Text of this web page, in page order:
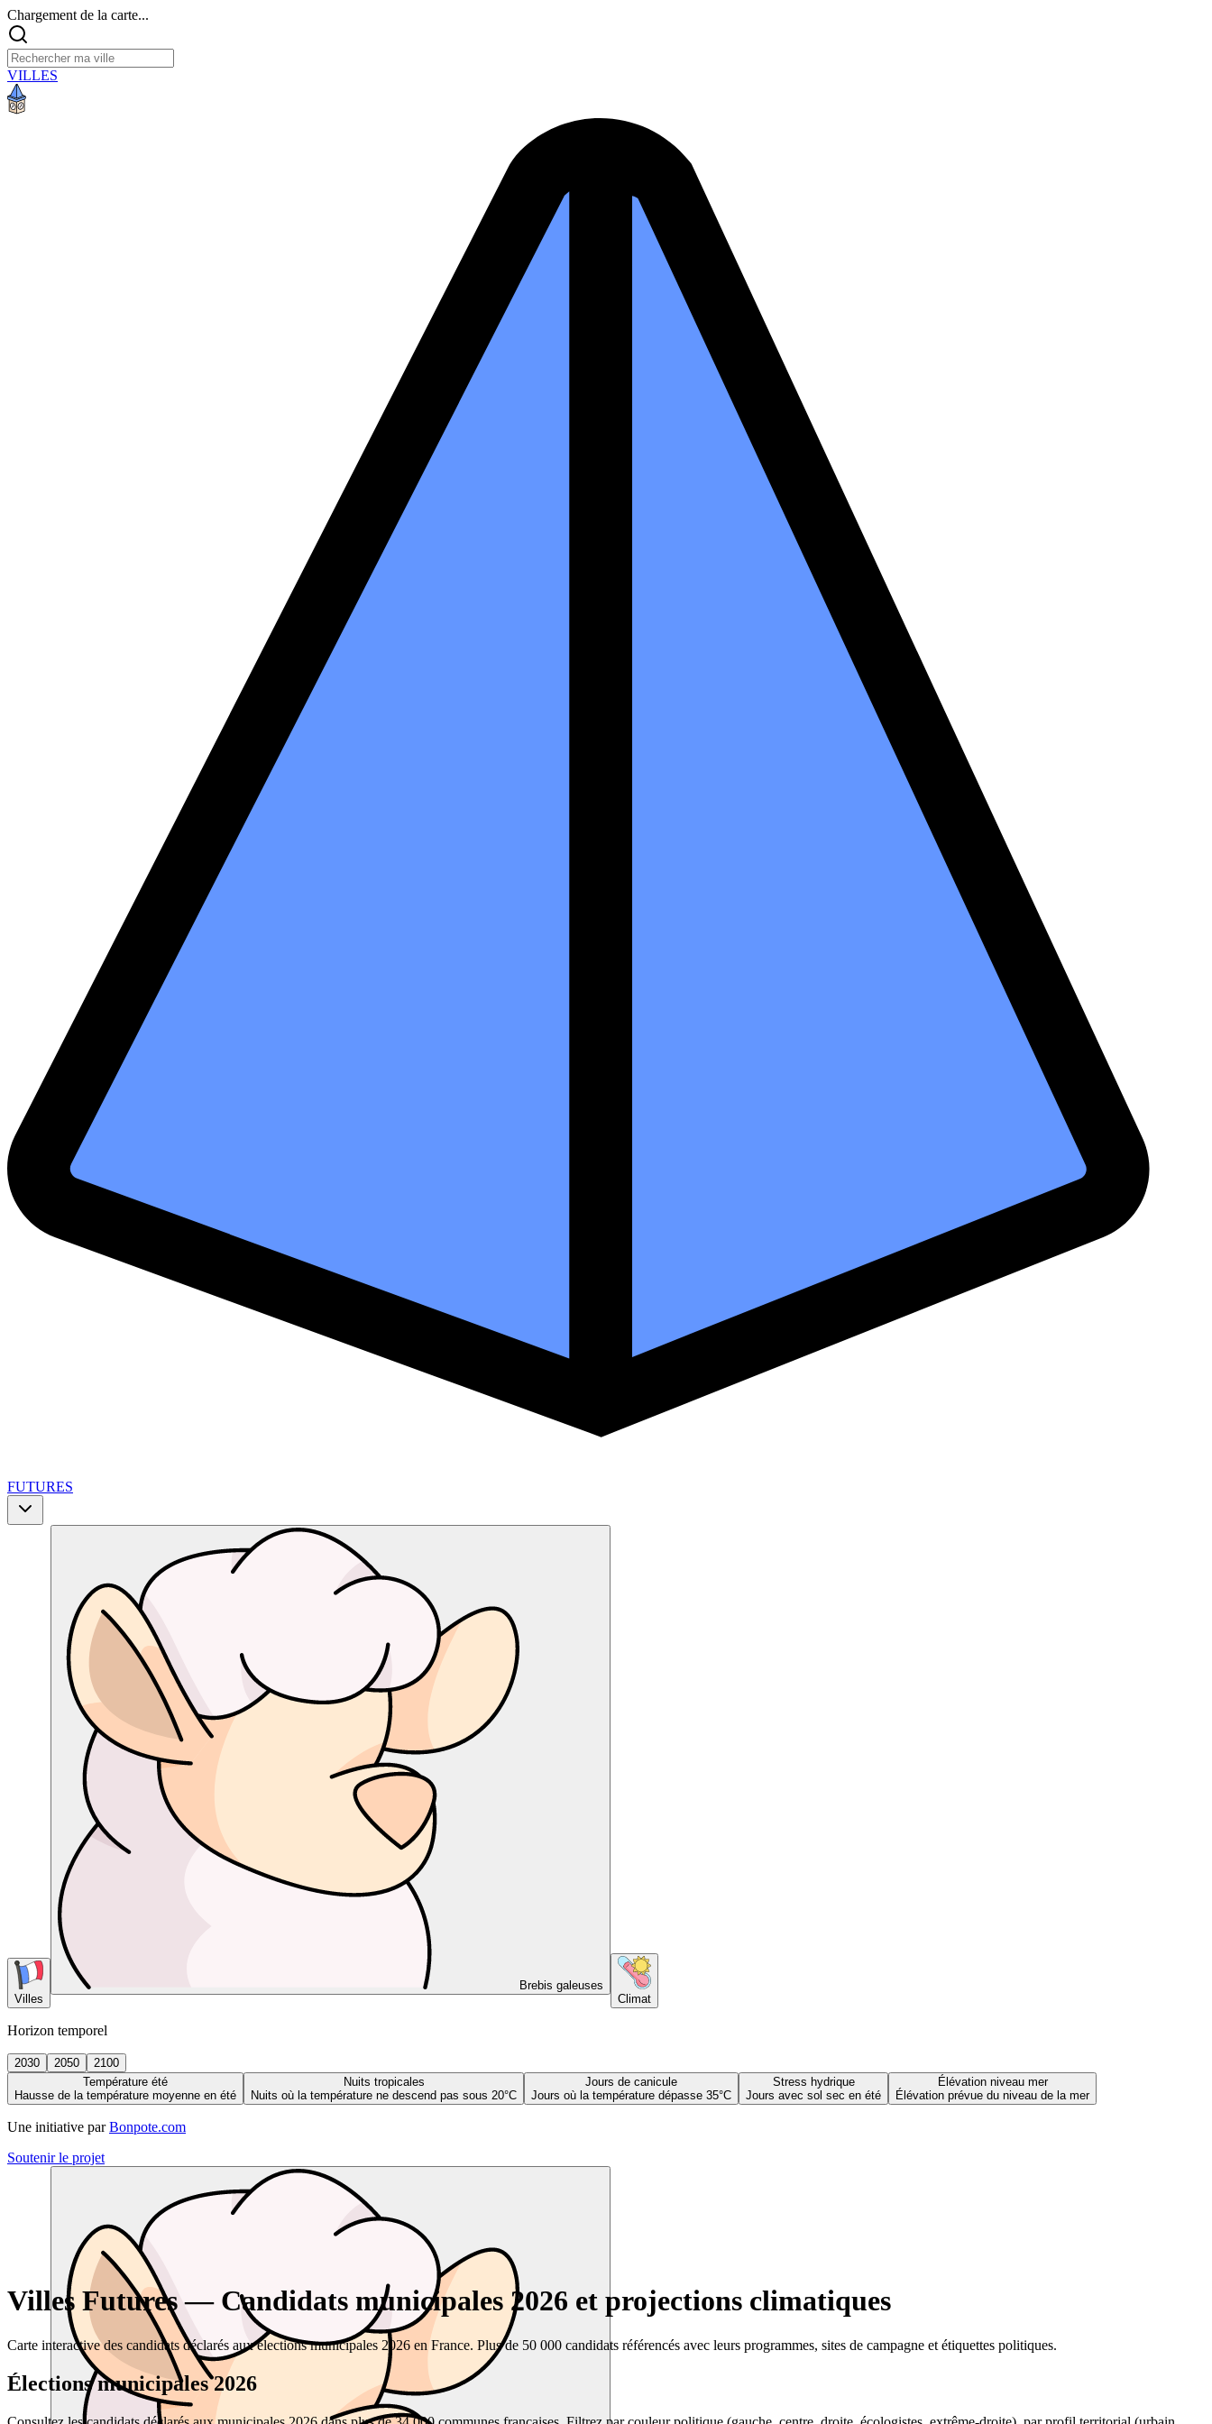
Chargement de la carte...
VILLES
FUTURES
Villes
Brebis galeuses
Climat
Horizon temporel
2030 2050
2100
Température été
Hausse de la température moyenne en été
Nuits tropicales
Nuits où la température ne descend pas sous 20°C
Jours de canicule
Jours où la température dépasse 35°C
Stress hydrique
Jours avec sol sec en été
Élévation niveau mer
Élévation prévue du niveau de la mer
Une initiative par Bonpote.com
Soutenir le projet
Villes Futures — Candidats municipales 2026 et projections climatiques
Carte interactive des candidats déclarés aux élections municipales 2026 en France. Plus de 50 000 candidats référencés avec leurs programmes, sites de campagne et étiquettes politiques.
Élections municipales 2026